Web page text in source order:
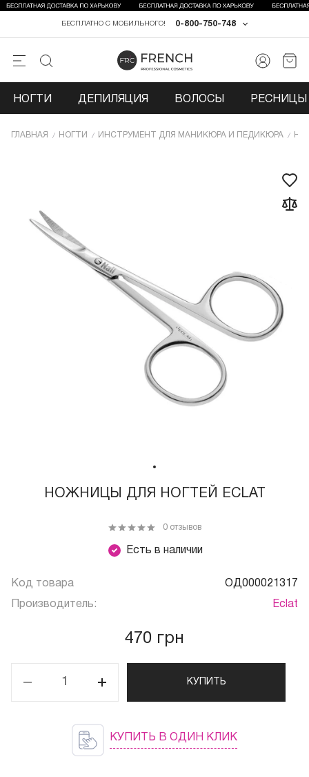
0-800-750-748
БЕСПЛАТНО С МОБИЛЬНОГО!
НОГТИ ДЕПИЛЯЦИЯ ВОЛОСЫ РЕСНИЦЫ
ГЛАВНАЯ НОГТИ ИНCТРУМЕНТ ДЛЯ МАНИКЮРА И ПЕДИКЮРА
НОЖНИЦЫ ДЛЯ НОГТЕЙ ECLAT
Есть в наличии
0 отзывов
Код товара ОД000021317
Производитель: Eclat
470 грн
КУПИТЬ
КУПИТЬ В ОДИН КЛИК